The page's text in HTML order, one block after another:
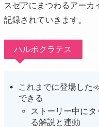
スゼアにまつわるアーカ
記録されていきます。
ハルポクラテス
これまでに登場し
できる
ストーリー中に
る解説と連動